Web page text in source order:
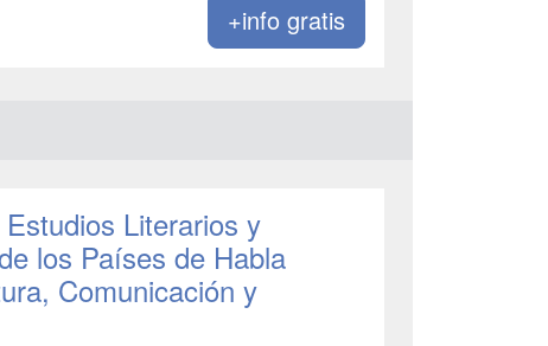
+info gratis
Literarios y
los Países de Habla
Comunicación y